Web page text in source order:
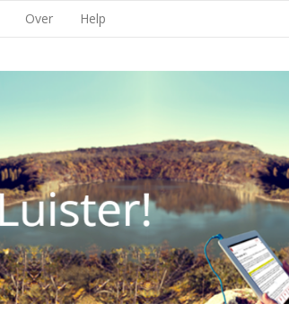
Over Help